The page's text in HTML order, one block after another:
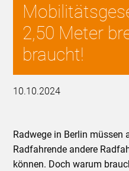
2,50 Meter
braucht!
10.10.2024
Radwege in Berlin müssen
Radfahrende andere
können. Doch warum